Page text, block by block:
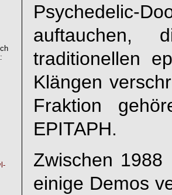
Psychedelic-
traditionellen
Klängen
Fraktion
EPITAPH.
Zwischen
einige Demos